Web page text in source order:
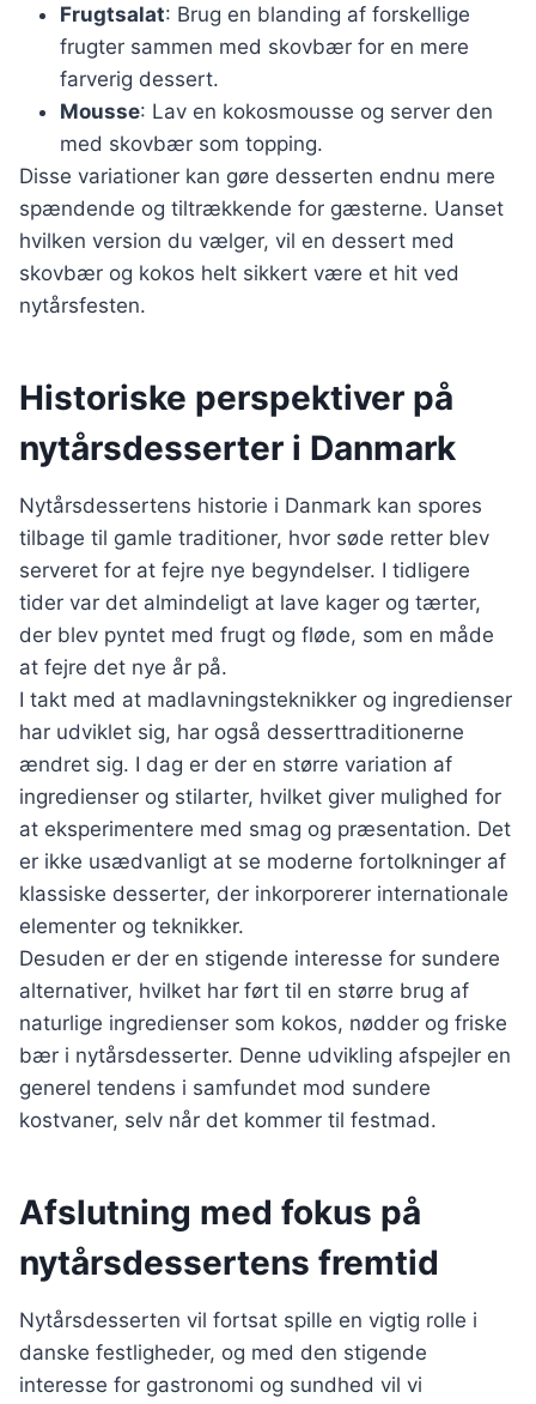
Frugtsalat: Brug en blanding af forskellige
frugter sammen med skovbær for en mere
farverig dessert.
Mousse: Lav en kokosmousse og server den
med skovbær som topping.
Disse variationer kan gøre desserten endnu mere
spændende og tiltrækkende for gæsterne. Uanset
hvilken version du vælger, vil en dessert med
skovbær og kokos helt sikkert være et hit ved
nytårsfesten.
Historiske perspektiver på
nytårsdesserter i Danmark
Nytårsdessertens historie i Danmark kan spores
tilbage til gamle traditioner, hvor søde retter blev
serveret for at fejre nye begyndelser. I tidligere
tider var det almindeligt at lave kager og tærter,
der blev pyntet med frugt og fløde, som en måde
at fejre det nye år på.
I takt med at madlavningsteknikker og ingredienser
har udviklet sig, har også desserttraditionerne
ændret sig. I dag er der en større variation af
ingredienser og stilarter, hvilket giver mulighed for
at eksperimentere med smag og præsentation. Det
er ikke usædvanligt at se moderne fortolkninger af
klassiske desserter, der inkorporerer internationale
elementer og teknikker.
Desuden er der en stigende interesse for sundere
alternativer, hvilket har ført til en større brug af
naturlige ingredienser som kokos, nødder og friske
bær i nytårsdesserter. Denne udvikling afspejler en
generel tendens i samfundet mod sundere
kostvaner, selv når det kommer til festmad.
Afslutning med fokus på
nytårsdessertens fremtid
Nytårsdesserten vil fortsat spille en vigtig rolle i
danske festligheder, og med den stigende
interesse for gastronomi og sundhed vil vi